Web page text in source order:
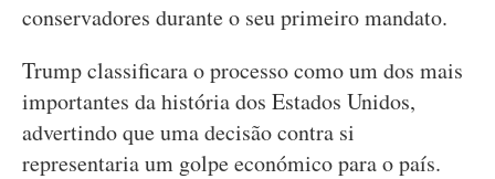
conservadores durante o seu primeiro mandato.
Trump classificara o processo como um dos mais
importantes da história dos Estados Unidos,
advertindo que uma decisão contra si
representaria um golpe económico para o país.